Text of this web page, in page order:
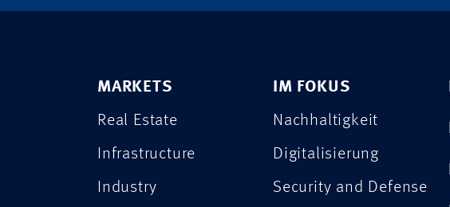
MARKETS
Real Estate
Infrastructure
Industry
IM FOKUS
Nachhaltigkeit
Digitalisierung
Security and Defense